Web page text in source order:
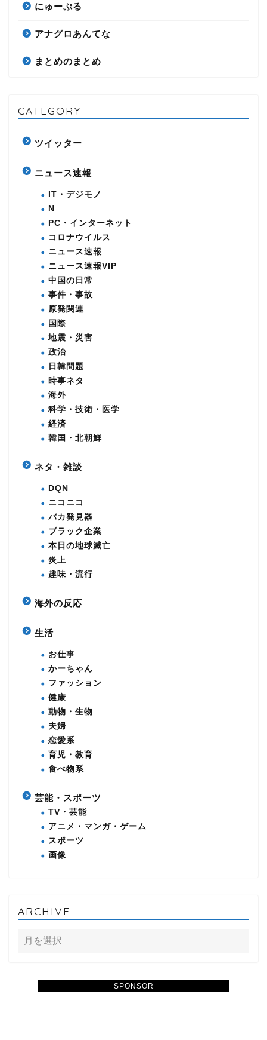
SPONSOR
にゅーぷる
アナグロあんてな
まとめのまとめ
CATEGORY
ツイッター
ニュース速報
IT・デジモノ
N
PC・インターネット
コロナウイルス
ニュース速報
ニュース速報VIP
中国の日常
事件・事故
原発関連
国際
地震・災害
政治
日韓問題
時事ネタ
海外
科学・技術・医学
経済
韓国・北朝鮮
ネタ・雑談
DQN
ニコニコ
バカ発見器
ブラック企業
本日の地球滅亡
炎上
趣味・流行
海外の反応
生活
お仕事
かーちゃん
ファッション
健康
動物・生物
夫婦
恋愛系
育児・教育
食べ物系
芸能・スポーツ
TV・芸能
アニメ・マンガ・ゲーム
スポーツ
画像
ARCHIVE